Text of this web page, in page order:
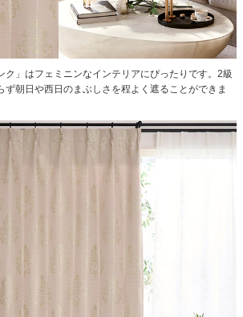
ク」はフェミニンなインテリアにぴったりです。2級
ず朝日や西日のまぶしさを程よく遮ることができま